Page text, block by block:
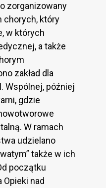
zorganizowany
chorych, który
w których
a także
zakład dla
Wspólnej, później
gdzie
W ramach
udzielano
także w ich
początku
nad